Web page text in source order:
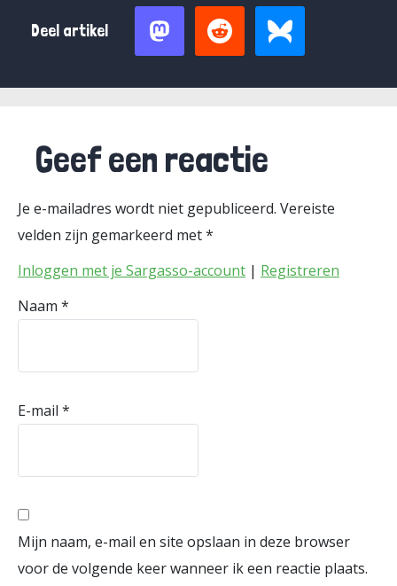
Deel artikel
Geef een reactie
Je e-mailadres wordt niet gepubliceerd. Vereiste
velden zijn gemarkeerd met*
Inloggen met je Sargasso-account | Registreren
Naam *
E-mail *
Mijn naam, e-mail en site opslaan in deze browser
voor de volgende keer wanneer ik een reactie plaats.